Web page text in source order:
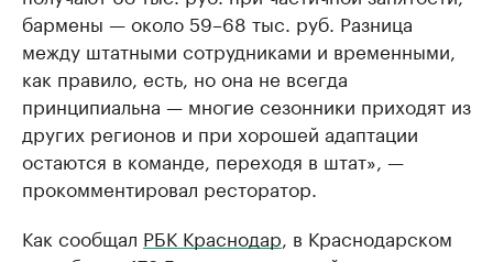
бармены — около 59–68 тыс. руб. Разница
между штатными сотрудниками и временными,
как правило, есть, но она не всегда
принципиальна — многие сезонники приходят из
других регионов и при хорошей адаптации
остаются в команде, переходя в штат», —
прокомментировал ресторатор.
Как сообщал РБК Краснодар , в Краснодарском